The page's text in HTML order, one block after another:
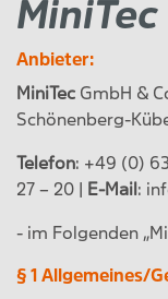
MiniTec
Anbieter:
MiniTec GmbH &
Schönenberg-
Telefon: +49 (0)
27 – 20 |
E-Mail :
- im Folgenden
§ 1 Allgemeines/